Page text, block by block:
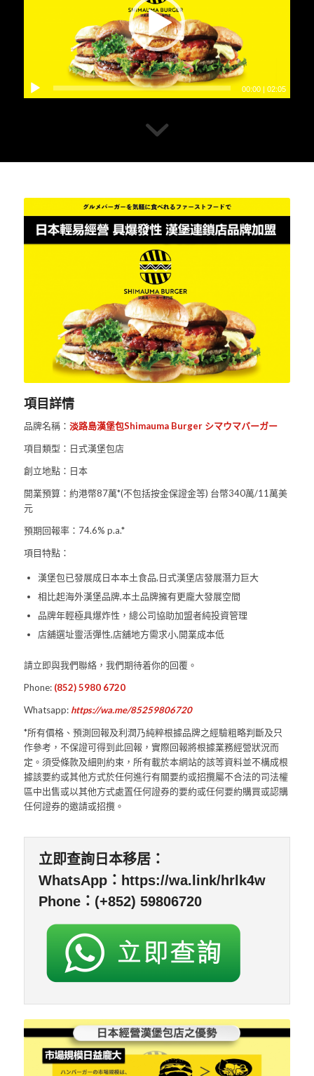
00:00 |02:05
項目詳情
品牌名稱： 淡路島漢堡包Shimauma Burger シマウマバーガー
項目類型：日式漢堡包店
創立地點：日本
開業預算：約港幣87萬*(不包括按金保證金等) 台幣340萬/11萬美
元
預期回報率：74.6% p.a.*
項目特點：
漢堡包已發展成日本本土食品,日式漢堡店發展潛力巨大
相比起海外漢堡品牌,本土品牌擁有更龐大發展空間
品牌年輕極具爆炸性，總公司協助加盟者純投資管理
店舖選址靈活彈性,店舖地方需求小,開業成本低
請立即與我們聯絡，我們期待着你的回覆。
Phone: (852) 5980 6720
Whatsapp: https://wa.me/85259806720
*所有價格、預測回報及利潤乃純粹根據品牌之經驗粗略判斷及只
作參考，不保證可得到此回報，實際回報將根據業務經營狀況而
定。須受條款及細則約束，所有載於本網站的該等資料並不構成根
據該要約或其他方式於任何進行有關要約或招攬屬不合法的司法權
區中出售或以其他方式處置任何證券的要約或任何要約購買或認購
任何證券的邀請或招攬。
立即查詢日本移居：
WhatsApp： https://wa.link/hrlk4w
Phone：(+852) 59806720